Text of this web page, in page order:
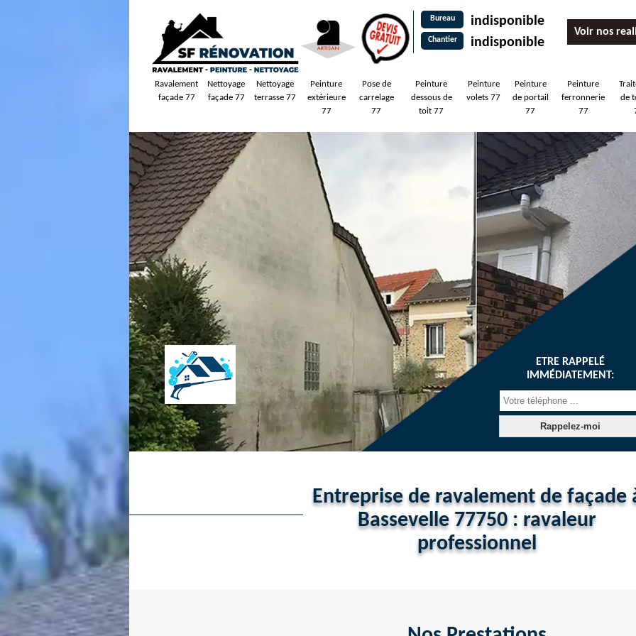
Bureau indisponible
Chantier indisponible
Voir nos
Ravalement
façade 77
Nettoyage
façade 77
Nettoyage
terrasse 77
Peinture
extérieure
77
Pose de
carrelage
77
Peinture
dessous de
toit 77
Peinture
volets 77
Peinture
de portail
77
Peinture
ferronnerie
77
de
ETRE RAPPELÉ
IMMÉDIATEMENT:
Entreprise de ravalement de façade
Bassevelle 77750 : ravaleur
professionnel